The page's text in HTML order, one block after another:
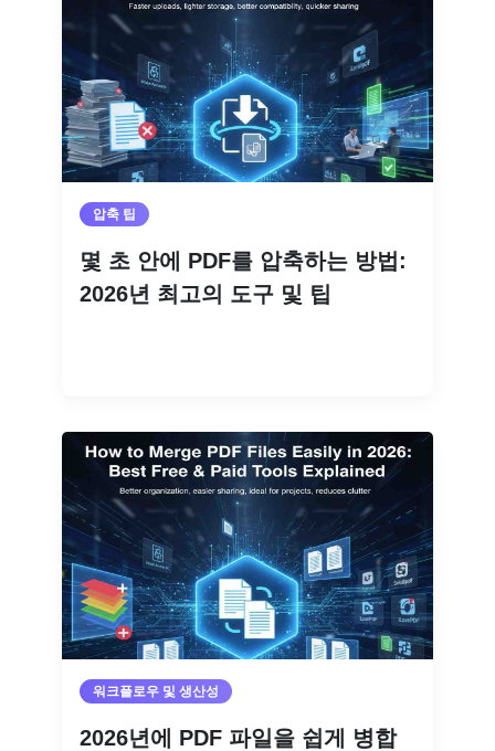
압축 팁
몇 초 안에 PDF를 압축하는 방법:
2026년 최고의 도구 및 팁
워크플로우 및 생산성
2026년에 PDF 파일을 쉽게 병합